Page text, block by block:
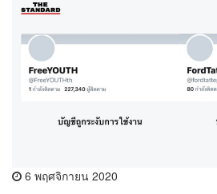
6 พฤศจิกายน 2020